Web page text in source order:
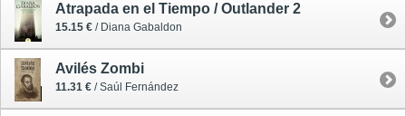
Atrapada en el Tiempo / Outlander 2
15.15 € / Diana Gabaldon
Avilés Zombi
11.31 € / Saúl Fernández